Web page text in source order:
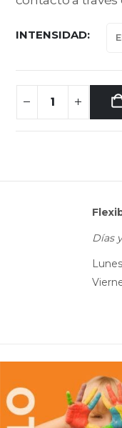
INTENSIDAD
Días